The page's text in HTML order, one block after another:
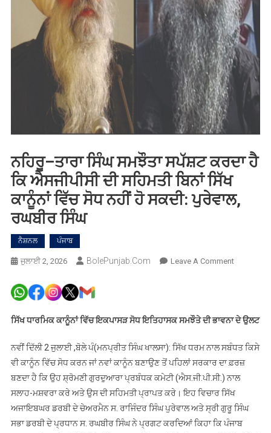
ਨਹਿਰੂ–ਤਾਰਾ ਸਿੰਘ ਸਮਝੌਤਾ ਸਪੱਸ਼ਟ ਕਰਦਾ ਹੈ
ਕਿ ਐਸਜੀਪੀਸੀ ਦੀ ਸਹਿਮਤੀ ਬਿਨਾਂ ਸਿੱਖ
ਕਾਨੂੰਨਾਂ ਵਿੱਚ ਸੋਧ ਨਹੀਂ ਹੋ ਸਕਦੀ: ਪੁਰੇਵਾਲ,
ਰਘਬੀਰ ਸਿੰਘ
ਨੈਸ਼ਨਲ ਪੰਜਾਬ
ਜੁਲਾਈ 2, 2026 BolePunjab.com Leave A CommentOn
ਸਮਝੌਤਾ
ਕਰਦਾ
ਹੈ
ਸਹਿਮਤੀ
ਬਿਨਾਂ
ਸਿੱਖ ਧਾਰਮਿਕ ਕਾਨੂੰਨਾਂ ਵਿੱਚ ਇਕਪਾਸੜ ਸੋਧ ਇਤਿਹਾਸਕ ਸਮਝੌਤੇ ਦੀ ਭਾਵਨਾ ਦੇ ਉਲਟ
ਨਵੀਂ ਦਿੱਲੀ 2 ਜੁਲਾਈ ,ਬੋਲੇ ਪੰ(ਮਨਪ੍ਰੀਤ ਸਿੰਘ ਖਾਲਸਾ): ਸਿੱਖ ਧਰਮ ਨਾਲ ਸਬੰਧਤ ਕਿਸੇ
ਵੀ ਕਾਨੂੰਨ ਵਿੱਚ ਸੋਧ ਕਰਨ ਜਾਂ ਨਵਾਂ ਕਾਨੂੰਨ ਬਣਾਉਣ ਤੋਂ ਪਹਿਲਾਂ ਸਰਕਾਰ ਦਾ ਫ਼ਰਜ਼
ਬਣਦਾ ਹੈ ਕਿ ਉਹ ਸ਼੍ਰੋਮਣੀ ਗੁਰਦੁਆਰਾ ਪ੍ਰਬੰਧਕ ਕਮੇਟੀ (ਐਸ.ਜੀ.ਪੀ.ਸੀ.) ਨਾਲ
ਸਲਾਹ-ਮਸ਼ਵਰਾ ਕਰੇ ਅਤੇ ਉਸ ਦੀ ਸਹਿਮਤੀ ਪ੍ਰਾਪਤ ਕਰੇ। ਇਹ ਵਿਚਾਰ ਸਿੱਖ
ਅਜਾਇਬਘਰ ਡਰਬੀ ਦੇ ਚੇਅਰਮੈਨ ਸ. ਰਾਜਿੰਦਰ ਸਿੰਘ ਪੁਰੇਵਾਲ ਅਤੇ ਸ੍ਰੀ ਗੁਰੂ ਸਿੰਘ
ਸਭਾ ਡਰਬੀ ਦੇ ਪ੍ਰਧਾਨ ਸ. ਰਘਬੀਰ ਸਿੰਘ ਨੇ ਪ੍ਰਗਟ ਕਰਦਿਆਂ ਕਿਹਾ ਕਿ ਪੰਜਾਬ